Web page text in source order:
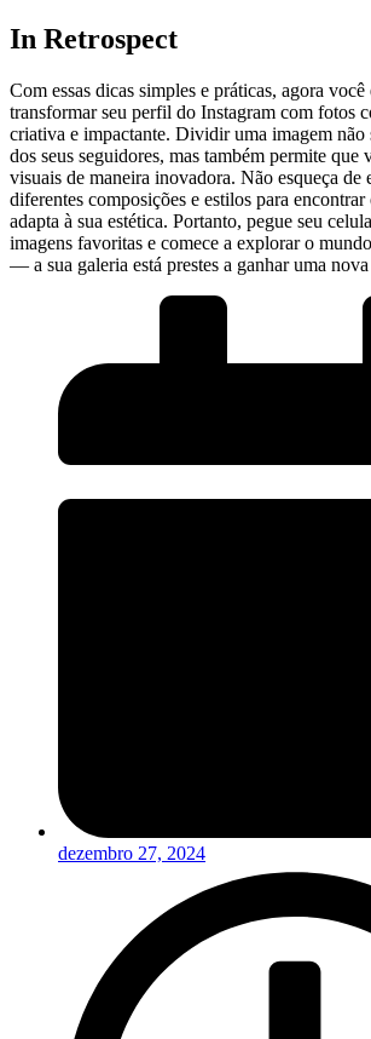
In Retrospect
Com essas dicas simples e práticas, agora você
‌transformar seu perfil do Instagram com ⁢fotos
criativa ‍e impactante. Dividir uma imagem não
dos seus seguidores, mas também‍ permite que
visuais ⁤de maneira inovadora. Não⁣ esqueça de
diferentes composições e estilos para
adapta à sua‌ estética. Portanto, pegue seu
imagens favoritas e comece a explorar o
— a⁣ sua galeria está prestes a ganhar uma
dezembro 27, 2024